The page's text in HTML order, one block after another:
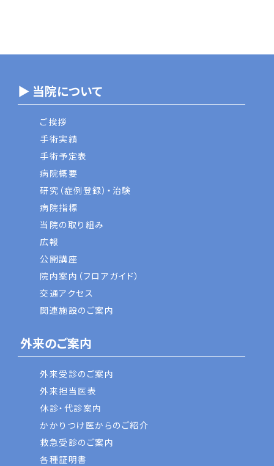
▶ 当院について
ご挨拶
手術実績
手術予定表
病院概要
研究（症例登録）・治験
病院指標
当院の取り組み
広報
公開講座
院内案内（フロアガイド）
交通アクセス
関連施設のご案内
外来のご案内
外来受診のご案内
外来担当医表
休診・代診案内
かかりつけ医からのご紹介
救急受診のご案内
各種証明書